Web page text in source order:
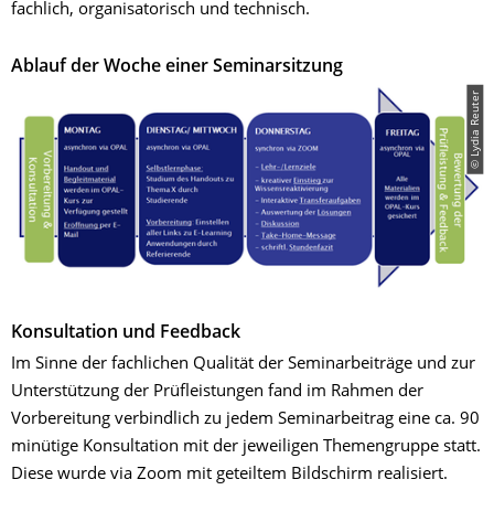
fachlich, organisatorisch und technisch.
Ablauf der Woche einer Seminarsitzung
© Lydia Reuter
Konsultation und Feedback
Im Sinne der fachlichen Qualität der Seminarbeiträge und zur
Unterstützung der Prüfleistungen fand im Rahmen der
Vorbereitung verbindlich zu jedem Seminarbeitrag eine ca. 90
minütige Konsultation mit der jeweiligen Themengruppe statt.
Diese wurde via Zoom mit geteiltem Bildschirm realisiert.